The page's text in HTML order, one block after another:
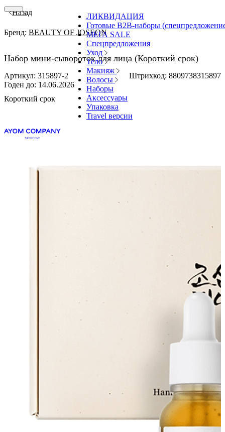
ЛИКВИДАЦИЯ
Готовые В2В-наборы
МЕГА SALE
Спецпредложения
Уход
Тело
Макияж
Волосы
Наборы
Аксессуары
Упаковка
Travel версии
Назад
Бренд: BEAUTY OF JOSEON
Набор мини-сывороток для лица (Короткий срок)
Артикул: 315897-2
Штрихкод: 8809738315897
Годен до: 14.06.2026
Короткий срок